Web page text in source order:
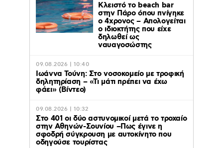
Κλειστό το beach bar
στην Πάρο όπου πνίγηκε
ο 4χρονος – Απολογείται
ο ιδιοκτήτης που είχε
δηλωθεί ως
ναυαγοσώστης
09.08.2026 | 10:40
Ιωάννα Τούνη: Στο νοσοκομείο με τροφική
δηλητηρίαση – «Τι μάτι πρέπει να έχω
φάει» (Βίντεο)
09.08.2026 | 10:32
Στο 401 οι δύο αστυνομικοί μετά το τροχαίο
στην Αθηνών-Σουνίου –Πως έγινε η
σφοδρή σύγκρουση με αυτοκίνητο που
οδηγούσε τουρίστας